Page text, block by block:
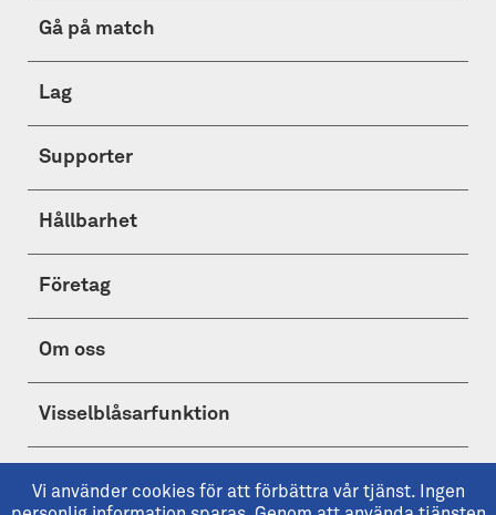
Gå på match
Lag
Supporter
Hållbarhet
Företag
Om oss
Visselblåsarfunktion
Vi använder cookies för att förbättra vår tjänst. Ingen